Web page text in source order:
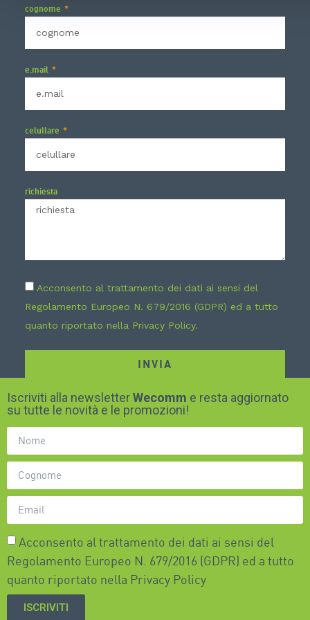
cognome
e.mail
celullare
richiesta
Acconsento al trattamento dei dati ai sensi del
Regolamento Europeo N. 679/2016 (GDPR) ed a tutto
quanto riportato nella Privacy Policy.
INVIA
Iscriviti alla newsletterWecomm e resta aggiornato
su tutte le novità e le promozioni!
Acconsento al trattamento dei dati ai sensi del
Regolamento Europeo N. 679/2016 (GDPR) ed a tutto
quanto riportato nella Privacy Policy
ISCRIVITI